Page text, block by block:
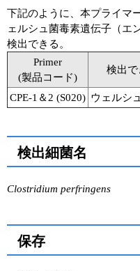
細胞選択ガイド
エピジェネティクス実験
RNAi実験ガイド
アプリケーションノート
ユーザーズボイス集
動画ライブラリー
下記のように、本プライマ
ェルシュ菌毒素遺伝子（エ
検出できる。
Primer
(製品コード)
検出
CPE-1＆2 (S020) ウェルシ
検出細菌名
Clostridium perfringens
保存